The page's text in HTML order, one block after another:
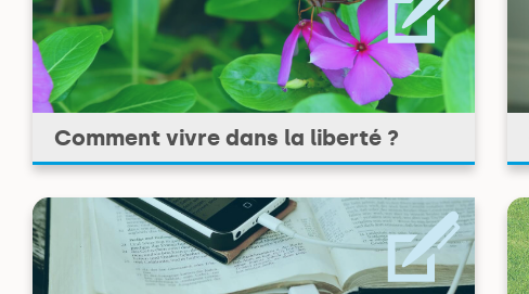
Comment vivre dans la liberté ?